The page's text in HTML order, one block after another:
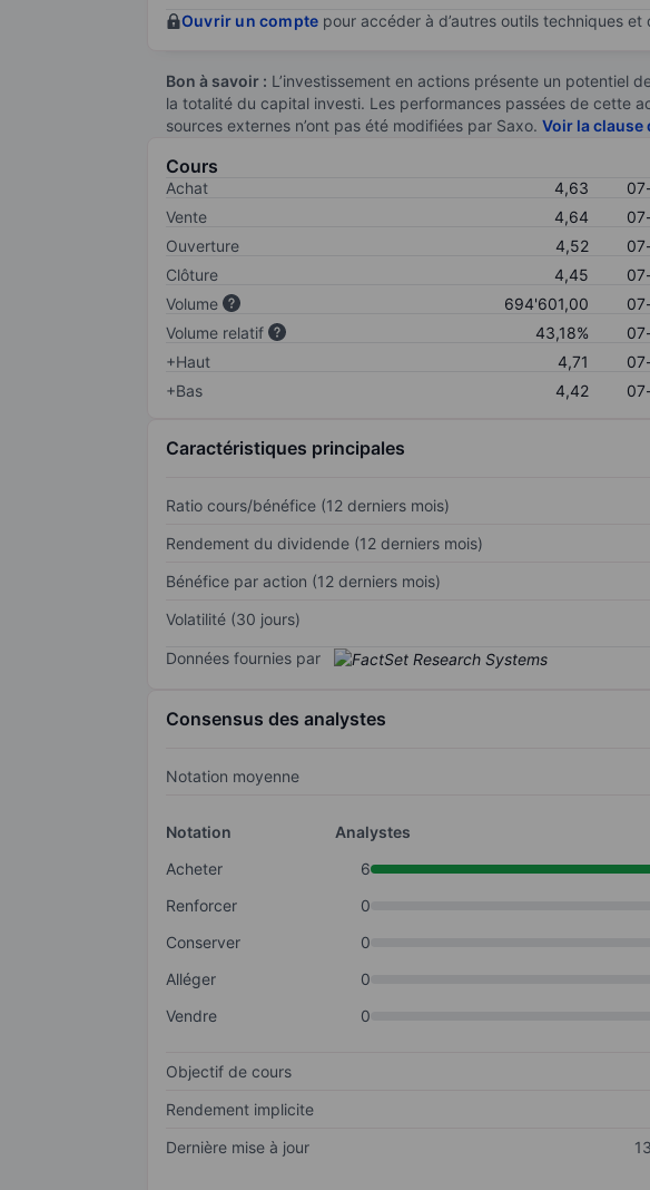
Ouvrir un compte pour accéder à d’autres outils techniques et
Bon à savoir : L’investissement en actions présente un potentiel
la totalité du capital investi. Les performances passées de cette
sources externes n’ont pas été modifiées par Saxo. Voir la
Cours
Achat 4,63
Vente
4,64
Ouverture
4,52
Clôture
4,45
Volume
694'601,00
Volume relatif
43,18%
+Haut
4,71
+Bas
4,42
Caractéristiques principales
Ratio cours/bénéfice (12 derniers mois)
Rendement du dividende (12 derniers mois)
Bénéfice par action (12 derniers mois)
Volatilité (30 jours)
Données fournies par
Consensus des analystes
Notation moyenne
Notation
Analystes
Acheter
6
Renforcer
0
Conserver
0
Alléger
0
Vendre
0
Objectif de cours
Rendement implicite
Dernière mise à jour